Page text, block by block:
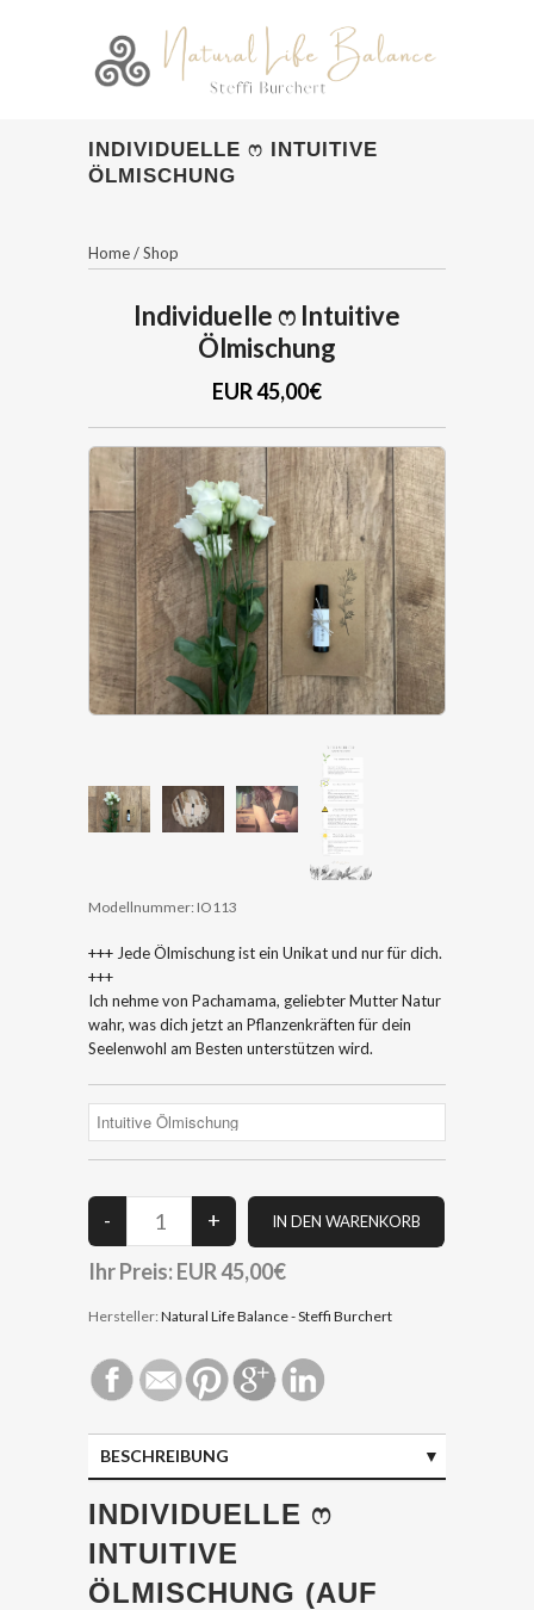
INDIVIDUELLE ෆ INTUITIVE
ÖLMISCHUNG
Home/Shop
Individuelle ෆ Intuitive
Ölmischung
EUR 45,00€
Modellnummer: IO113
+++ Jede Ölmischung ist ein Unikat und nur für dich.
+++
Ich nehme von Pachamama, geliebter Mutter Natur
wahr, was dich jetzt an Pflanzenkräften für dein
Seelenwohl am Besten unterstützen wird.
Ihr Preis:EUR 45,00€
Hersteller: Natural Life Balance - Steffi Burchert
BESCHREIBUNG
DATEN
INDIVIDUELLE ෆ
INTUITIVE
ÖLMISCHUNG (AUF